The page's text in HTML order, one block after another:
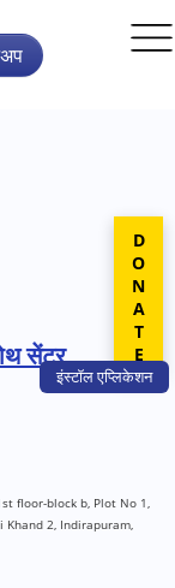
इंस्टॉलएप्लिकेशन
सेंटर
floor-block b, Plot No 1,
Khand 2, Indirapuram,
DONATE